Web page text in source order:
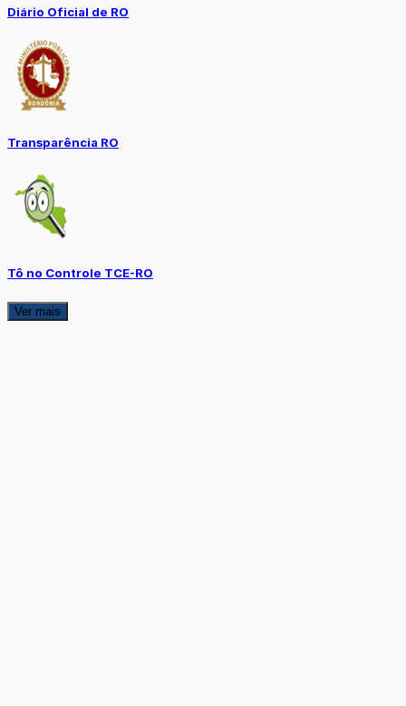
Diário Oficial de RO
Transparência RO
Tô no Controle TCE-RO
Ver mais